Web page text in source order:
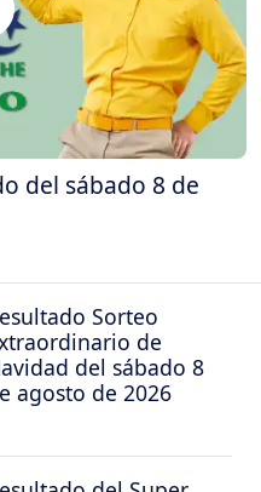
del sábado 8 de
Sorteo
de
del sábado 8
agosto de 2026